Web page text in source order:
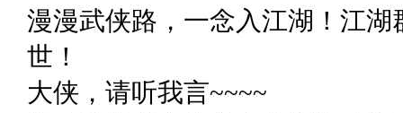
漫漫武侠路，一念入江湖！江
世！
大侠，请听我言~~~~